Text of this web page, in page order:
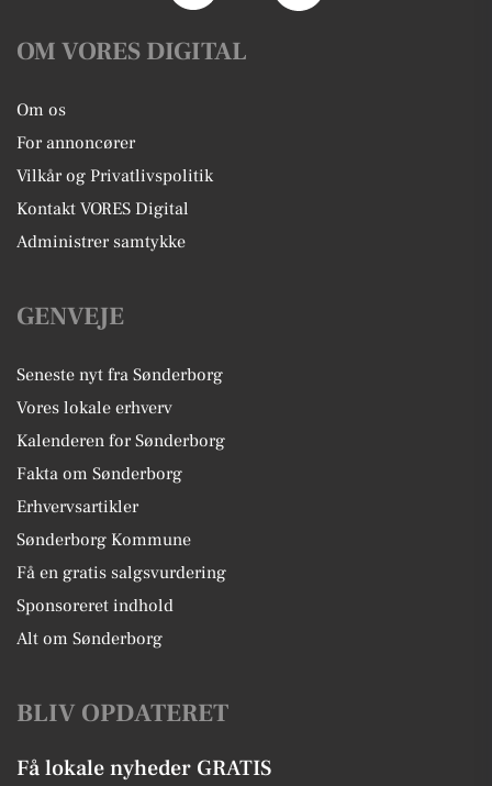
OM VORES DIGITAL
Om os
For annoncører
Vilkår og Privatlivspolitik
Kontakt VORES Digital
Administrer samtykke
GENVEJE
Seneste nyt fra Sønderborg
Vores lokale erhverv
Kalenderen for Sønderborg
Fakta om Sønderborg
Erhvervsartikler
Sønderborg Kommune
Få en gratis salgsvurdering
Sponsoreret indhold
Alt om Sønderborg
BLIV OPDATERET
Få lokale nyheder GRATIS